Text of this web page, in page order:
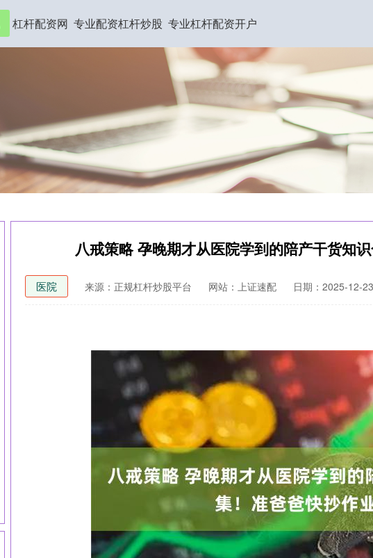
杠杆配资网 专业配资杠杆炒股 专业杠杆配资开户
八戒策略 孕晚期才从医院学到的陪产干货知
医院 来源：正规杠杆炒股平台 网站：上证速配 日期：2025-12-